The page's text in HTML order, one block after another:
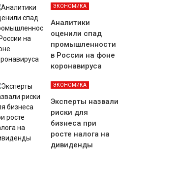
ЭКОНОМИКА
Аналитики
оценили спад
промышленности
в России на фоне
коронавируса
ЭКОНОМИКА
Эксперты назвали
риски для
бизнеса при
росте налога на
дивиденды